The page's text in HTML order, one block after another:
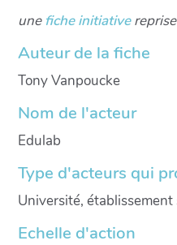
une fiche initiative
Auteur de la fiche
Tony Vanpoucke
Nom de l'acteur
Edulab
Type d'acteurs qui
Université, établissement
Echelle d'action